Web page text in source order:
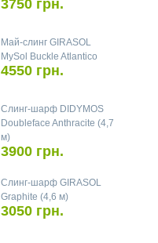
3750 грн.
Май-слинг GIRASOL
MySol Buckle Atlantico
4550 грн.
Слинг-шарф DIDYMOS
Doubleface Anthracite (4,7
м)
3900 грн.
Слинг-шарф GIRASOL
Graphite (4,6 м)
3050 грн.